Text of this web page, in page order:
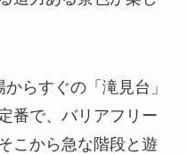
らすぐの「滝見台」
番で、バリアフリー
こから急な階段と遊